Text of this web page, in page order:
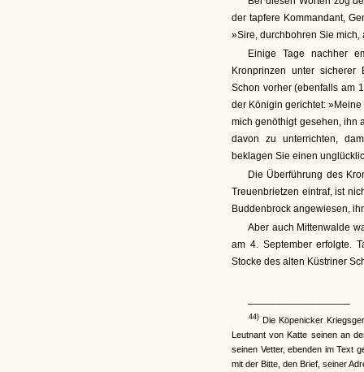
der tapfere Kommandant,
»Sire, durchbohren Sie
Einige Tage nachher
Kronprinzen unter sicherer
Schon vorher (ebenfalls am
der Königin gerichtet:
mich genöthigt gesehen, ihn
davon zu unterrichten,
beklagen Sie einen
Die Überführung des
Treuenbrietzen eintraf, ist
Buddenbrock angewiesen,
Aber auch Mittenwalde
am 4. September erfolgte.
Stocke des alten Küstriner
44) Die Köpenicker
Leutnant von Katte seinen an
seinen Vetter, ebenden im Text
mit der Bitte, den Brief, seiner